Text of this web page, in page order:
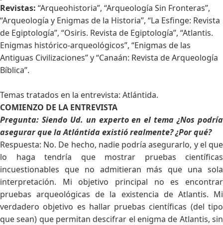
Revistas: “Arqueohistoria”, “Arqueología Sin Fronteras”,
“Arqueología y Enigmas de la Historia”, “La Esfinge: Revista
de Egiptología”, “Osiris. Revista de Egiptología”, “Atlantis.
Enigmas histórico-arqueológicos”, “Enigmas de las
Antiguas Civilizaciones” y “Canaán: Revista de Arqueología
Bíblica”.
Temas tratados en la entrevista: Atlántida.
COMIENZO DE LA ENTREVISTA
Pregunta: Siendo Ud. un experto en el tema ¿Nos podría
asegurar que la Atlántida existió realmente? ¿Por qué?
Respuesta: No. De hecho, nadie podría asegurarlo, y el que
lo haga tendría que mostrar pruebas científicas
incuestionables que no admitieran más que una sola
interpretación. Mi objetivo principal no es encontrar
pruebas arqueológicas de la existencia de Atlantis. Mi
verdadero objetivo es hallar pruebas científicas (del tipo
que sean) que permitan descifrar el enigma de Atlantis, sin